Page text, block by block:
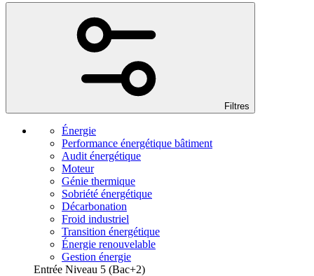
Filtres
Énergie
Performance énergétique bâtiment
Audit énergétique
Moteur
Génie thermique
Sobriété énergétique
Décarbonation
Froid industriel
Transition énergétique
Énergie renouvelable
Gestion énergie
Entrée Niveau 5 (Bac+2)